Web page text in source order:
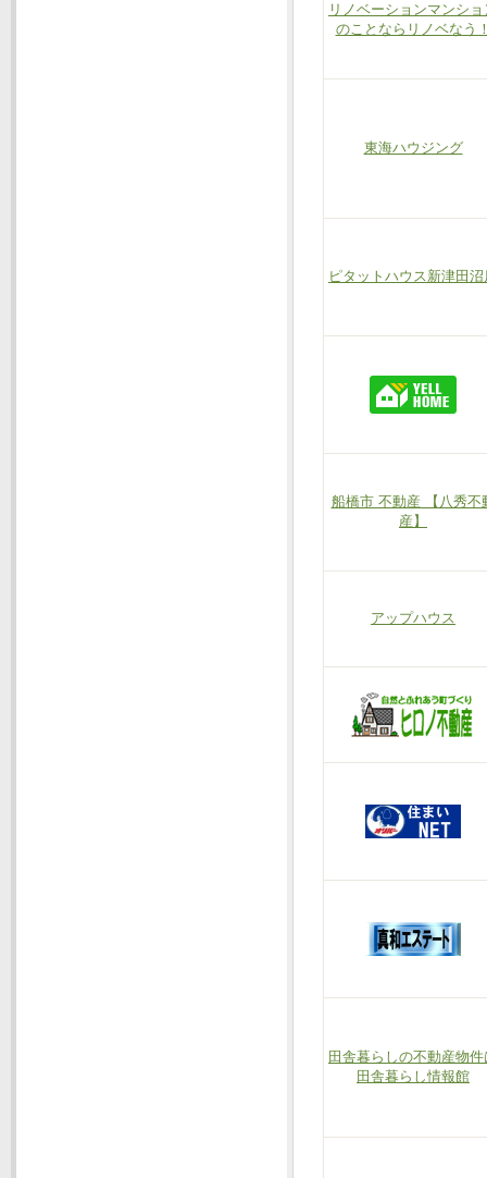
リノベーションマンショ
のことならリノベなう
東海ハウジング
ピタットハウス新津田沼
船橋市 不動産 【八秀不
産】
アップハウス
田舎暮らしの不動産物件
田舎暮らし情報館